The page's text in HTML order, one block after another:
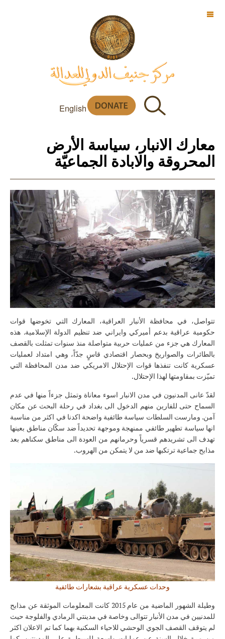
English
معارك الانبار، سياسة الأرض
المحروقة والابادة الجماعيّة
تتواصل، في محافظة الأنبار العراقية، المعارك التي تخوضها قوات
حكومية عراقية بدعم أميركي وايراني ضد تنظيم الدولة الإسلامية. هذه
المعارك هي جزء من عمليات حربية متواصلة منذ سنوات تمثلت بالقصف
بالطائرات والصواريخ وبحصار اقتصادي قاسٍ جدّاً، وهي امتداد لعمليات
عسكرية كانت تنفذها قوات الإحتلال الامريكي ضد مدن المحافظة التي
تميّزت بمقاومتها لهذا الإحتلال.
لقدّ عانى المدنيون في مدن الانبار اسوء معاناة وتمثل جزءاً منها في عدم
السماح حتى للفارين منهم الدخول الى بغداد في رحلة البحث عن مكان
آمن. ومارست السلطات سياسة طائفية واضحة اكدنا في اكثر من مناسبة
انها سياسة تطهير طائفي ممنهجة وموجهة تحديداً ضد سكّان مناطق بعينها
تهدف الى تشريدهم قسرياً وحرمانهم من العودة الى مناطق سكناهم بعد
مذابح جماعية ترتكبها ضد من لا يتمكن من الهروب.
وحدات عسكرية عراقية بشعارات طائفية
وطيلة الشهور الماضية من عام 2015 كانت المعلومات الموثقة عن مذابح
للمدنيين في مدن الأنبار تتوالى وخاصة في مدينتي الرمادي والفلوجة حيث
لم يتوقف القصف الجوي الوحشي للاحياء السكنية بهما كما تم الاعلان اكثر